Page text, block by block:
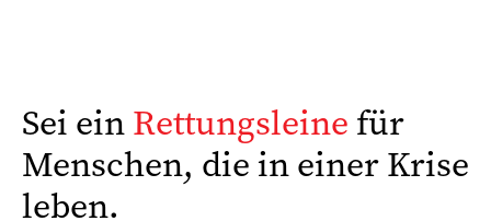
Sei einRettungsleine für
Menschen, die in einer Krise
leben.